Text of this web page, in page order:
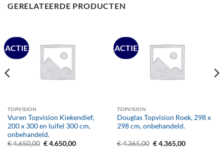
GERELATEERDE PRODUCTEN
ACTIE
TOPVISION
Vuren Topvision Kiekendief,
200 x 300 en luifel 300 cm,
onbehandeld.
€4.650,00 Oorspronkelijke
€4.650,00Huidige
ACTIE
TOPVISION
Douglas Topvision Roek, 298 x
298 cm, onbehandeld.
€4.365,00 Oorspronkelijke
€4.365,00Huidige